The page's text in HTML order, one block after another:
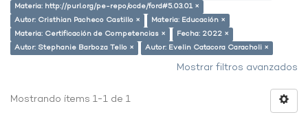
Materia: http://purl.org/pe-repo/ocde/ford#5.03.01 ×
Autor: Cristhian Pacheco Castillo ×
Materia: Educación ×
Materia: Certificación de Competencias ×
Fecha: 2022 ×
Autor: Stephanie Barboza Tello ×
Autor: Evelin Catacora Caracholi ×
Mostrar filtros avanzados
Mostrando ítems 1-1 de 1